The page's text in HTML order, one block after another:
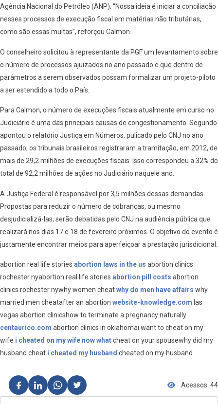
Agência Nacional do Petróleo (ANP). “Nossa ideia é iniciar a conciliação
nesses processos de execução fiscal em matérias não tributárias,
como são essas multas”, reforçou Calmon.
O conselheiro solicitou à representante da PGF um levantamento sobre
o número de processos ajuizados no ano passado e que dentro de
parâmetros a serem observados possam formalizar um projeto-piloto
a ser estendido a todo o País.
Para Calmon, o número de execuções fiscais atualmente em curso no
Judiciário é uma das principais causas de congestionamento. Segundo
apontou o relatório Justiça em Números, pulicado pelo CNJ no ano
passado, os tribunais brasileiros registraram a tramitação, em 2012, de
mais de 29,2 milhões de execuções fiscais. Isso correspondeu a 32% do
total de 92,2 milhões de ações no Judiciário naquele ano.
A Justiça Federal é responsável por 3,5 milhões dessas demandas.
Propostas para reduzir o número de cobranças, ou mesmo
desjudicializá-las, serão debatidas pelo CNJ na audiência pública que
realizará nos dias 17 e 18 de fevereiro próximos. O objetivo do evento é
justamente encontrar meios para aperfeiçoar a prestação jurisdicional.
abortion real life stories abortion laws in the us abortion clinics
rochester nyabortion real life stories abortion pill costs abortion
clinics rochester nywhy women cheatwhy do men have affairs why
married men cheatafter an abortion website-knowledge.com las
vegas abortion clinicshow to terminate a pregnancy naturally
centaurico.com abortion clinics in oklahomai want to cheat on my
wife i cheated on my wife now whatcheat on your spousewhy did my
husband cheat i cheated my husband cheated on my husband
Acessos: 44